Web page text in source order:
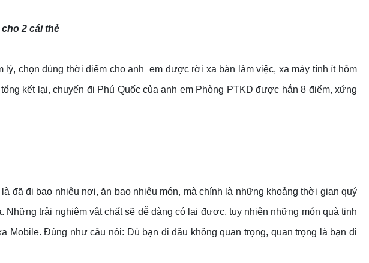
2 cái thẻ
chọn đúng thời điểm cho anh em được rời xa bàn làm việc, xa máy tính ít hôm
kết lại, chuyến đi Phú Quốc của anh em Phòng PTKD được hẳn 8 điểm, xứng
đã đi bao nhiêu nơi, ăn bao nhiêu món, mà chính là những khoảng thời gian quý
trải nghiệm vật chất sẽ dễ dàng có lại được, tuy nhiên những món quà tinh
Đúng như câu nói: Dù bạn đi đâu không quan trọng, quan trọng là bạn đi